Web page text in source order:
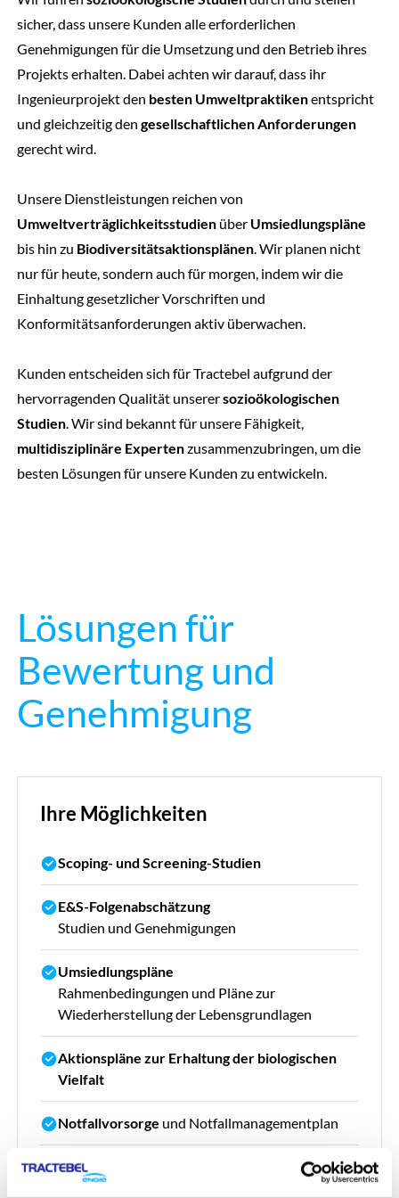
sicher, dass unsere Kunden alle erforderlichen
Genehmigungen für die Umsetzung und den Betrieb ihres
Projekts erhalten. Dabei achten wir darauf, dass ihr
Ingenieurprojekt den besten Umweltpraktikenentspricht
und gleichzeitig den gesellschaftlichen Anforderungen
gerecht wird.
Unsere Dienstleistungen reichen von
Umweltverträglichkeitsstudienüber Umsiedlungspläne
bis hin zu Biodiversitätsaktionsplänen. Wir planen nicht
nur für heute, sondern auch für morgen, indem wir die
Einhaltung gesetzlicher Vorschriften und
Konformitätsanforderungen aktiv überwachen.
Kunden entscheiden sich für Tractebel aufgrund der
hervorragenden Qualität unserersozioökologischen
Studien. Wir sind bekannt für unsere Fähigkeit,
multidisziplinäre Expertenzusammenzubringen, um die
besten Lösungen für unsere Kunden zu entwickeln.
Lösungen für
Bewertung und
Genehmigung
Ihre Möglichkeiten
Scoping- und Screening-Studien
E&S-Folgenabschätzung
Studien und Genehmigungen
Umsiedlungspläne
Rahmenbedingungen und Pläne zur
Wiederherstellung der Lebensgrundlagen
Aktionspläne zur Erhaltung der biologischen
Vielfalt
Notfallvorsorge und Notfallmanagementplan